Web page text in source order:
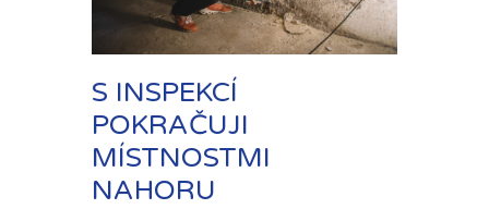
S INSPEKCÍ
POKRAČUJI
MÍSTNOSTMI
NAHORU